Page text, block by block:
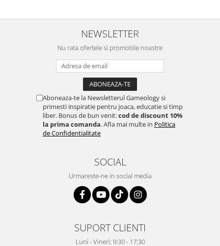
NEWSLETTER
Nu rata ofertele si promotiile noastre
Aboneaza-te la Newsletterul Gameology si
primesti inspiratie pentru joaca, educatie si timp
liber. Bonus de bun venit:cod de discount 10%
la prima comanda. Afla mai multe in Politica
de Confidentialitate
SOCIAL
Urmareste-ne in social media
SUPORT CLIENTI
Luni - Vineri: 9:30 - 17:30